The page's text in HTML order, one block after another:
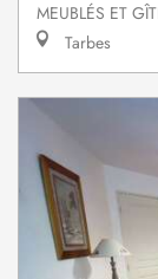
MEUBLÉS ET
Tarbes